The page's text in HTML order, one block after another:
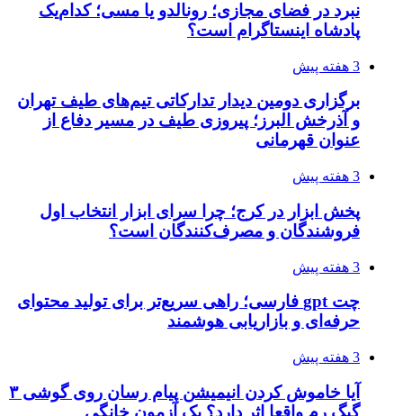
نبرد در فضای مجازی؛ رونالدو یا مسی؛ کدام‌یک
پادشاه اینستاگرام است؟
3 هفته پیش
برگزاری دومین دیدار تدارکاتی تیم‌های طیف تهران
و آذرخش البرز؛ پیروزی طیف در مسیر دفاع از
عنوان قهرمانی
3 هفته پیش
پخش ابزار در کرج؛ چرا سرای ابزار انتخاب اول
فروشندگان و مصرف‌کنندگان است؟
3 هفته پیش
چت gpt فارسی؛ راهی سریع‌تر برای تولید محتوای
حرفه‌ای و بازاریابی هوشمند
3 هفته پیش
آیا خاموش کردن انیمیشن پیام رسان روی گوشی ۳
گیگ رم واقعا اثر دارد؟ یک آزمون خانگی